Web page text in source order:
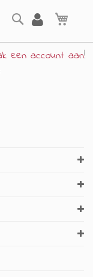
Zoek
een account aan!